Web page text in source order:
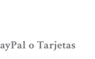
o Tarjetas